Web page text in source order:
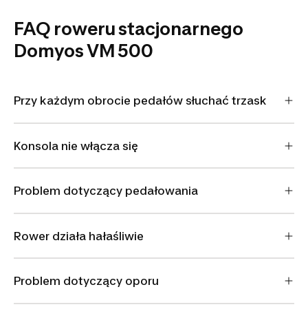
FAQ roweru stacjonarnego
Domyos VM 500
Przy każdym obrocie pedałów słuchać trzask
Konsola nie włącza się
Problem dotyczący pedałowania
Rower działa hałaśliwie
Problem dotyczący oporu